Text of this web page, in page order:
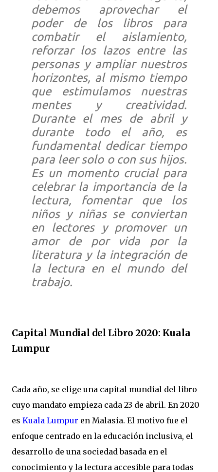
debemos aprovechar el
poder de los libros para
combatir el aislamiento,
reforzar los lazos entre las
personas y ampliar nuestros
horizontes, al mismo tiempo
que estimulamos nuestras
mentes y creatividad.
Durante el mes de abril y
durante todo el año, es
fundamental dedicar tiempo
para leer solo o con sus hijos.
Es un momento crucial para
celebrar la importancia de la
lectura, fomentar que los
niños y niñas se conviertan
en lectores y promover un
amor de por vida por la
literatura y la integración de
la lectura en el mundo del
trabajo.
Capital Mundial del Libro 2020: Kuala
Lumpur
Cada año, se elige una capital mundial del libro
cuyo mandato empieza cada 23 de abril. En 2020
es Kuala Lumpur en Malasia. El motivo fue el
enfoque centrado en la educación inclusiva, el
desarrollo de una sociedad basada en el
conocimiento y la lectura accesible para todas